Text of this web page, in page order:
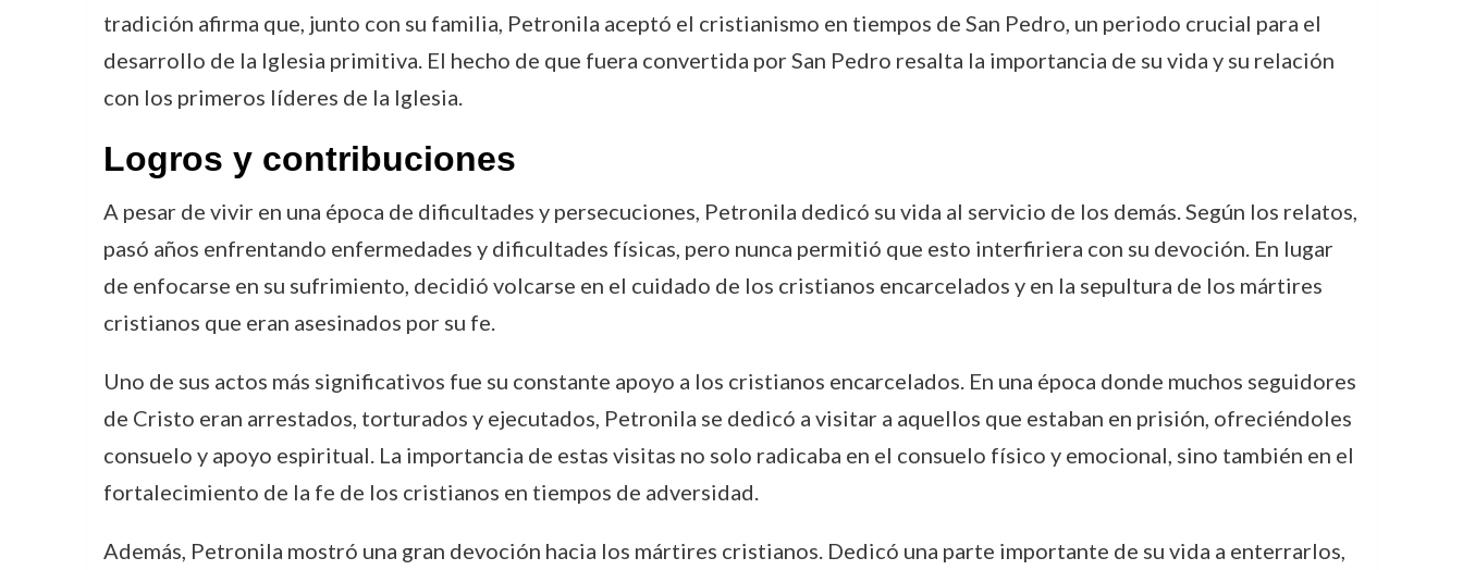
tradición afirma que, junto con su familia, Petronila aceptó el cristianismo en tiempos de San Pedro, un periodo crucial para el
desarrollo de la Iglesia primitiva. El hecho de que fuera convertida por San Pedro resalta la importancia de su vida y su relación
con los primeros líderes de la Iglesia.
Logros y contribuciones
A pesar de vivir en una época de dificultades y persecuciones, Petronila dedicó su vida al servicio de los demás. Según los relatos,
pasó años enfrentando enfermedades y dificultades físicas, pero nunca permitió que esto interfiriera con su devoción. En lugar
de enfocarse en su sufrimiento, decidió volcarse en el cuidado de los cristianos encarcelados y en la sepultura de los mártires
cristianos que eran asesinados por su fe.
Uno de sus actos más significativos fue su constante apoyo a los cristianos encarcelados. En una época donde muchos seguidores
de Cristo eran arrestados, torturados y ejecutados, Petronila se dedicó a visitar a aquellos que estaban en prisión, ofreciéndoles
consuelo y apoyo espiritual. La importancia de estas visitas no solo radicaba en el consuelo físico y emocional, sino también en el
fortalecimiento de la fe de los cristianos en tiempos de adversidad.
Además, Petronila mostró una gran devoción hacia los mártires cristianos. Dedicó una parte importante de su vida a enterrarlos,